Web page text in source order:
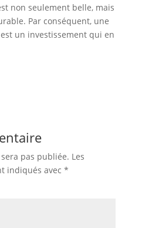
non seulement belle, mais
Par conséquent, une
un investissement qui en
pas publiée. Les
indiqués avec *